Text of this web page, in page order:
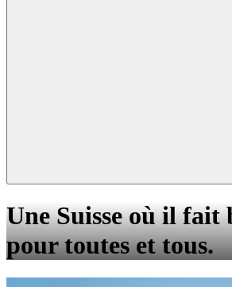
Une Suisse où il fait
pour toutes et tous.